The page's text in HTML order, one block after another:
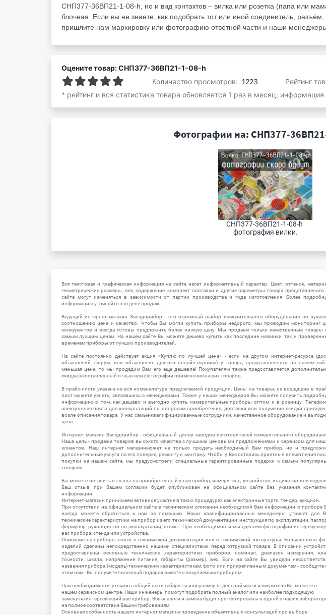
СНП377-36ВП21-1-08-h, но и вид контактов – вилка или розетка (папа или
блочная. Если вы не знаете, как подобрать тот или иной соединитель,
пришлите нам маркировку или фотографию ответной части и наши
Оцените товар: СНП377-36ВП21-1-08-h
Количество просмотров: 1223 Рейтинг
* рейтинг и вся статистика товара обновляется 1 раз в месяц; информация
Фотографии на: СНП377-
СНП377-36ВП21-1-08-h
фотография вилки.
Вся текстовая и графическая информация на сайте несет информативный характер. Цвет, оттенок,
геометрические размеры, вес, содержание, комплект поставки и другие параметры товара представленого
сайте могут изменяться в зависимости от партии производства и года изготовления. Более
информацию уточняйте в отделе продаж.
Ведущий интернет-магазин Западприбор - это огромный выбор измерительного оборудования по
соотношению цена и качество. Чтобы Вы могли купить приборы недорого, мы проводим мониторинг
конкурентов и всегда готовы предложить более низкую цену. Мы продаем только качественные товары
самым лучшим ценам. На нашем сайте Вы можете дешево купить как последние новинки, так и
временем приборы от лучших производителей.
На сайте постоянно действует акция «Куплю по лучшей цене» - если на другом интернет-ресурсе
объявлений, форум, или объявление другого онлайн-сервиса) у товара, представленного на нашем
меньшая цена, то мы продадим Вам его еще дешевле! Покупателям также предоставляется
скидка за оставленный отзыв или фотографии применения наших товаров.
В прайс-листе указана не вся номенклатура предлагаемой продукции. Цены на товары, не вошедшие в
лист можете узнать, связавшись с менеджерами. Также у наших менеджеров Вы можете получить
информацию о том, как дешево и выгодно купить измерительные приборы оптом и в розницу.
электронная почта для консультаций по вопросам приобретения, доставки или получения скидки
возле описания товара. У нас самые квалифицированные сотрудники, качественное оборудование и
цена.
Интернет магазин Западприбор - официальный дилер заводов изготовителей измерительного
Наша цель - продажа товаров высокого качества с лучшими ценовыми предложениями и сервисом для
клиентов. Наш интернет магазинможет не только продать необходимый Вам прибор, но и
дополнительные услуги по его поверке, ремонту и монтажу. Чтобы у Вас остались приятные впечатления
покупки на нашем сайте, мы предусмотрели специальные гарантированные подарки к самым
товарам.
Вы можете оставить отзывы на приобретенный у нас прибор, измеритель, устройство, индикатор или
Ваш отзыв при Вашем согласии будет опубликован на официальном сайте без указания
информации.
Интернет-магазин принимаем активное участие в таких процедурах как электронные торги, тендер, аукцион.
При отсутствии на официальном сайте в техническом описании необходимой Вам информации о приборе
всегда можете обратиться к нам за помощью. Наши квалифицированные менеджеры уточнят для
технические характеристики на прибор из его технической документации: инструкция по эксплуатации,
формуляр, руководство по эксплуатации, схемы. При необходимости мы сделаем фотографии
вас прибора, стенда или устройства.
Описание на приборы взято с технической документации или с технической литературы. Большинство
изделий сделаны непосредственно нашими специалистами перед отгрузкой товара. В описании
предоставлены основные технические характеристики приборов: номинал, диапазон измерения,
точности, шкала, напряжение питания, габариты (размер), вес. Если на сайте Вы увидели
названия прибора (модель) техническим характеристикам, фото или прикрепленным документам - сообщите
этом нам - Вы получите полезный подарок вместе с покупаемым прибором.
При необходимости, уточнить общий вес и габариты или размер отдельной части измерителя Вы можете в
нашем сервисном центре. Наши инженеры помогут подобрать полный аналог или наиболее подходящую
замену на интересующий вас прибор. Все аналоги и замена будут протестированы в одной с наших
на полное соответствие Вашим требованиям.
Основная особенность нашего интернет магазина проведение объективных консультаций при выборе